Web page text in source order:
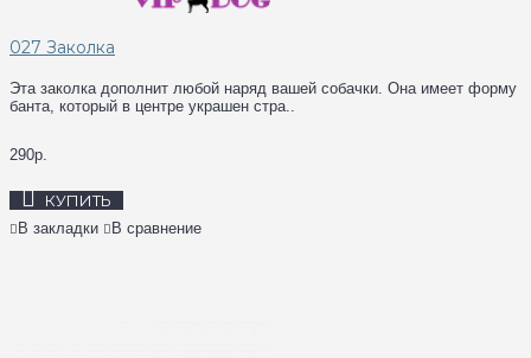
027 Заколка
Эта заколка дополнит любой наряд вашей собачки. Она имеет форму
банта, который в центре украшен стра..
290р.
КУПИТЬ
В закладки В сравнение